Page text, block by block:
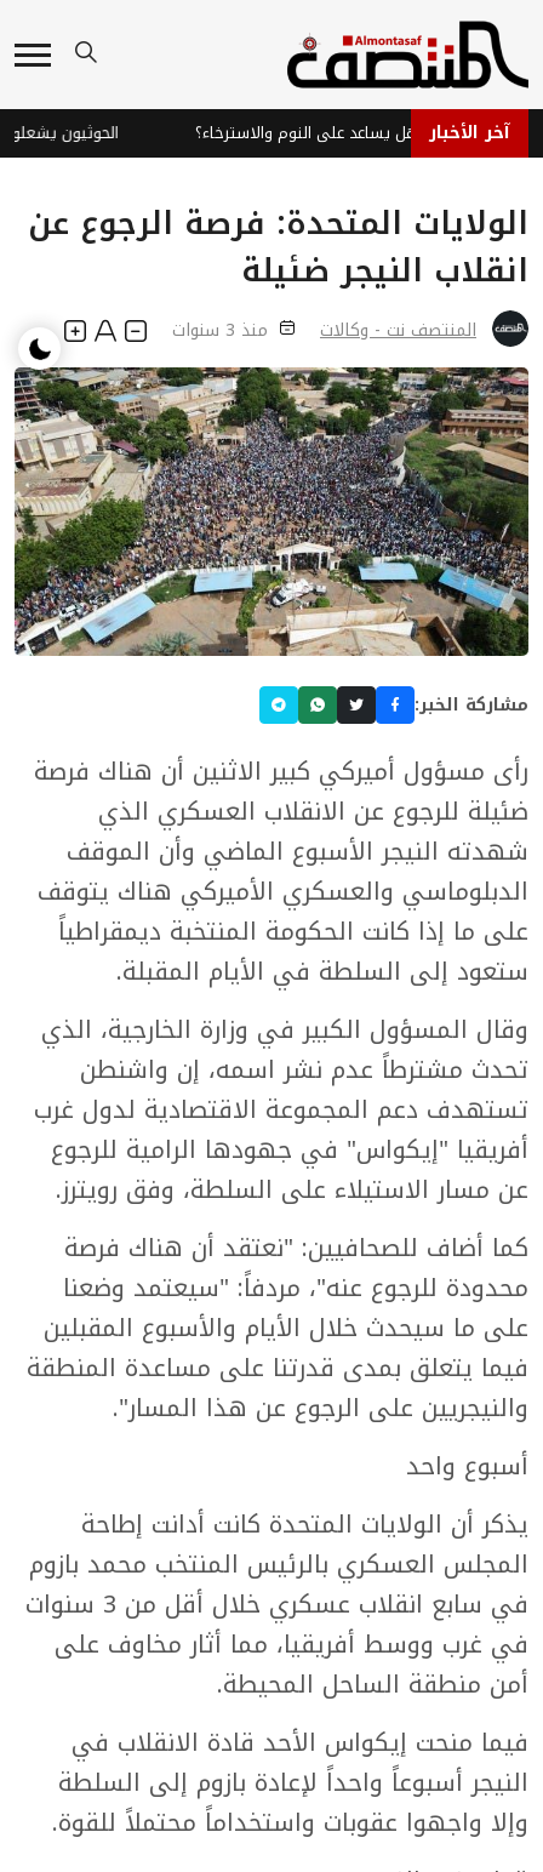
آخر الأخبار
الفلفلي: هل يساعد على النوم والاسترخاء؟ الحوثيون يشعلون
الولايات المتحدة: فرصة الرجوع عن
انقلاب النيجر ضئيلة
المنتصف نت - وكالات منذ 3 سنوات
مشاركة الخبر:
رأى مسؤول أميركي كبير الاثنين أن هناك فرصة
ضئيلة للرجوع عن الانقلاب العسكري الذي
شهدته النيجر الأسبوع الماضي وأن الموقف
الدبلوماسي والعسكري الأميركي هناك يتوقف
على ما إذا كانت الحكومة المنتخبة ديمقراطياً
ستعود إلى السلطة في الأيام المقبلة.
وقال المسؤول الكبير في وزارة الخارجية، الذي
تحدث مشترطاً عدم نشر اسمه، إن واشنطن
تستهدف دعم المجموعة الاقتصادية لدول غرب
أفريقيا "إيكواس" في جهودها الرامية للرجوع
عن مسار الاستيلاء على السلطة، وفق رويترز.
كما أضاف للصحافيين: "نعتقد أن هناك فرصة
محدودة للرجوع عنه"، مردفاً: "سيعتمد وضعنا
على ما سيحدث خلال الأيام والأسبوع المقبلين
فيما يتعلق بمدى قدرتنا على مساعدة المنطقة
والنيجريين على الرجوع عن هذا المسار".
أسبوع واحد
يذكر أن الولايات المتحدة كانت أدانت إطاحة
المجلس العسكري بالرئيس المنتخب محمد بازوم
في سابع انقلاب عسكري خلال أقل من 3 سنوات
في غرب ووسط أفريقيا، مما أثار مخاوف على
أمن منطقة الساحل المحيطة.
فيما منحت إيكواس الأحد قادة الانقلاب في
النيجر أسبوعاً واحداً لإعادة بازوم إلى السلطة
وإلا واجهوا عقوبات واستخداماً محتملاً للقوة.